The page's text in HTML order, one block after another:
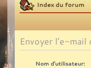
Index du forum
Envoyer l’e-mail
Nom d’utilisateur: